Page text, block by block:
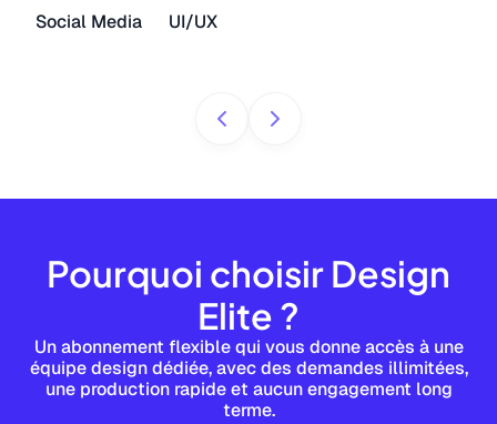
Social Media UI/UX
Pourquoi choisir Design
Elite ?
Un abonnement flexible qui vous donne accès à une
équipe design dédiée, avec des demandes illimitées,
une production rapide et aucun engagement long
terme.